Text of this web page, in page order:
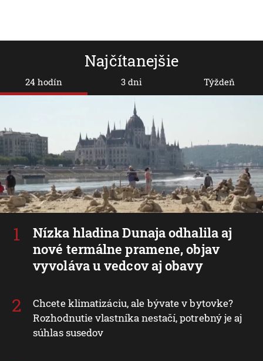
Najčítanejšie
24 hodín
Nízka hladina Dunaja odhalila aj
nové termálne pramene, objav
vyvoláva u vedcov aj obavy
Chcete klimatizáciu, ale bývate v bytovke?
Rozhodnutie vlastníka nestačí, potrebný je aj
súhlas susedov
3 dni Týždeň